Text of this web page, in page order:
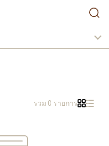
รวม 0 รายการ